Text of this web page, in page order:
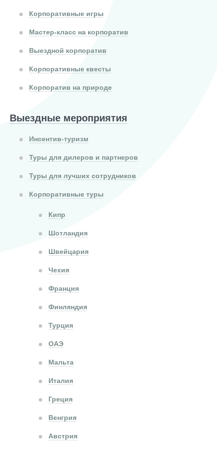
Корпоративные игры
Мастер-класс на корпоратив
Выездной корпоратив
Корпоративные квесты
Корпоратив на природе
Выездные мероприятия
Инсентив-туризм
Туры для дилеров и партнеров
Туры для лучших сотрудников
Корпоративные туры
Кипр
Шотландия
Швейцария
Чехия
Франция
Финляндия
Турция
ОАЭ
Мальта
Италия
Греция
Венгрия
Австрия